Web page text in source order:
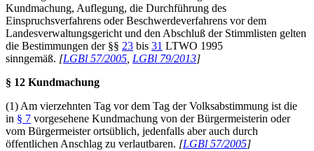
Kundmachung, Auflegung, die Durchführung des
Einspruchsverfahrens oder Beschwerdeverfahrens vor dem
Landesverwaltungsgericht und den Abschluß der Stimmlisten gelten
die Bestimmungen der §§ 23 bis 31 LTWO 1995
sinngemäß. [LGBl 57/2005 LGBl 79/2013]
§ 12 Kundmachung
(1) Am vierzehnten Tag vor dem Tag der Volksabstimmung ist die
in § 7 vorgesehene Kundmachung von der Bürgermeisterin oder
vom Bürgermeister ortsüblich, jedenfalls aber auch durch
öffentlichen Anschlag zu verlautbaren. [LGBl 57/2005]